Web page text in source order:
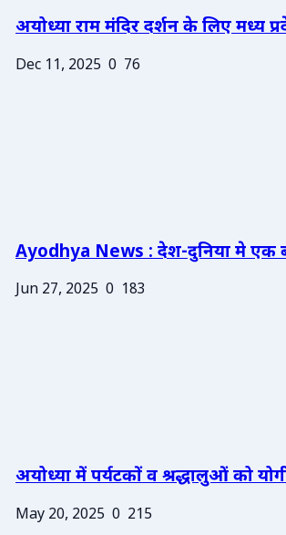
अयोध्या राम मंदिर दर्शन के लिए मध्य
Dec 11, 2025 0 76
Ayodhya News : देश-दुनिया मे एक
Jun 27, 2025 0 183
अयोध्या में पर्यटकों व श्रद्धालुओं को
May 20, 2025 0 215